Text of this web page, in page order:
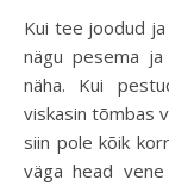
Kui tee joodud
nägu pesema
näha. Kui
viskasin tõmbas
siin pole kõik
väga head